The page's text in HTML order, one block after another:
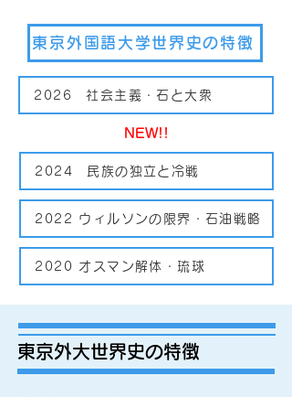
東京外国語大学世界史の特徴
2026 社会主義・石と大衆
NEW!!
2024 民族の独立と冷戦
2022 ウィルソンの限界・石油戦略
2020 オスマン解体・琉球
東京外大世界史の特徴